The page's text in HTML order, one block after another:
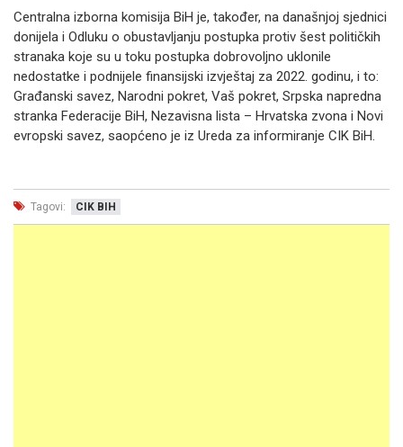
Centralna izborna komisija BiH je, također, na današnjoj sjednici
donijela i Odluku o obustavljanju postupka protiv šest političkih
stranaka koje su u toku postupka dobrovoljno uklonile
nedostatke i podnijele finansijski izvještaj za 2022. godinu, i to:
Građanski savez, Narodni pokret, Vaš pokret, Srpska napredna
stranka Federacije BiH, Nezavisna lista – Hrvatska zvona i Novi
evropski savez, saopćeno je iz Ureda za informiranje CIK BiH.
Tagovi: CIK BIH